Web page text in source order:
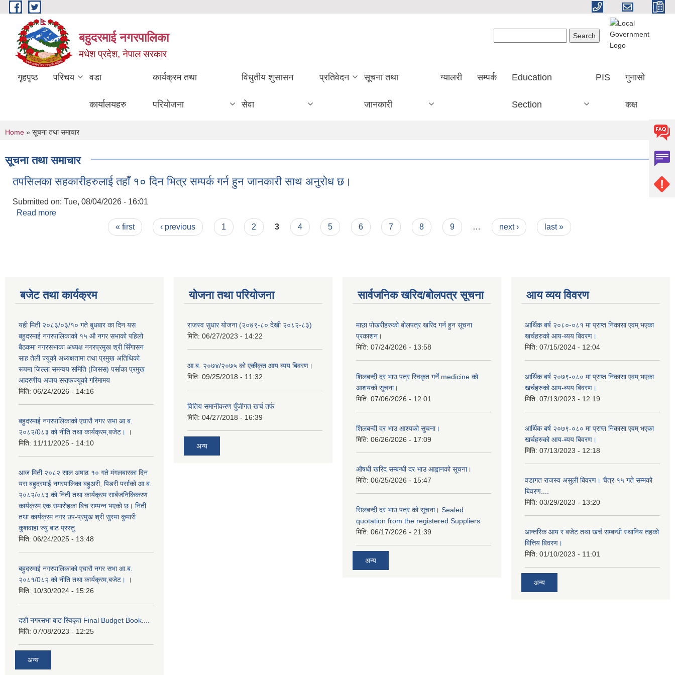
Skip to main content
बहुदरमाई नगरपालिका
मधेश प्रदेश, नेपाल सरकार
गृहपृष्ठ परिचय वडा
कार्यालयहरु
कार्यक्रम तथा
परियोजना
विधुतीय शुसासन
सेवा
प्रतिवेदन सूचना तथा
जानकारी
ग्यालरी सम्पर्क Education
Section
PIS गुनासो
कक्ष
You are here
Home » सूचना तथा समाचार
सूचना तथा समाचार
तपसिलका सहकारीहरुलाई तहाँ १० दिन भित्र सम्पर्क गर्न हुन जानकारी साथ अनुरोध छ।
Submitted on: Tue, 08/04/2026 - 16:01
Read more
« first ‹ previous 1 2 3 4 5 6 7 8 9 … next › last »
बजेट तथा कार्यक्रम
यही मिती २०८३/०३/१० गते बुधबार का दिन यस
बहुदरमाई नगरपालिकाको १५ औ नगर सभाको पहिलो
बैठकमा नगरसभाका अध्यक्ष नगरप्रमुख श्री सिँगासन
साह तेली ज्यूको अध्यक्षतामा तथा प्रमुख अतिथिको
रूपमा जिल्ला समन्वय समिति (जिसस) पर्साका प्रमुख
आदरणीय अजय सराफज्यूको गरिमामय
मिति: 06/24/2026 - 14:16
बहुदरमाई नगरपालिकाको एघारौ नगर सभा आ.ब.
२०८२/0८३ को नीति तथा कार्यक्रम,बजेट। ।
मिति: 11/11/2025 - 14:10
आज मिती २०८२ साल अषाढ १० गते मंगलबारका दिन
यस बहुदरमाई नगरपालिका बहुअरी, पिडरी पर्साको आ.ब.
२०८२/०८३ को निती तथा कार्यक्रम सार्बजनिकिकरण
कार्यक्रम एक समारोहका बिच सम्पन्न भएको छ। निती
तथा कार्यक्रम नगर उप-प्रमुख श्री सुस्मा कुमारी
कुशवाहा ज्यु बाट प्रस्तु
मिति: 06/24/2025 - 13:48
बहुदरमाई नगरपालिकाको एघारौ नगर सभा आ.ब.
२०८१/0८२ को नीति तथा कार्यक्रम,बजेट। ।
मिति: 10/30/2024 - 15:26
दशौ नगरसभा बाट स्विकृत Final Budget Book....
मिति: 07/08/2023 - 12:25
अन्य
योजना तथा परियोजना
राजस्व सुधार योजना (२०७९-८० देखी २०८२-८३)
मिति: 06/27/2023 - 14:22
आ.ब. २०७४/२०७५ को एकीकृत आय ब्यय बिवरण।
मिति: 09/25/2018 - 11:32
वितिय समानीकरण पुँजीगत खर्च तर्फ
मिति: 04/27/2018 - 16:39
अन्य
सार्वजनिक खरिद/बोलपत्र सूचना
माछा पोखरीहरुको बोलपत्र खरिद गर्न हुन सूचना
प्रकाशन।
मिति: 07/24/2026 - 13:58
शिलबन्दी दर भाउ पत्र स्विकृत गर्ने medicine को
आशयको सूचना।
मिति: 07/06/2026 - 12:01
शिलबन्दी दर भाउ आश्यको सुचना।
मिति: 06/26/2026 - 17:09
औषधी खरिद सम्बन्धी दर भाउ आह्वानको सूचना।
मिति: 06/25/2026 - 15:47
सिलबन्दी दर भाउ पत्र को सूचना। Sealed
quotation from the registered Suppliers
मिति: 06/17/2026 - 21:39
अन्य
आय व्यय विवरण
आर्थिक बर्ष २०८०-०८१ मा प्राप्त निकासा एवम् भएका
खर्चहरुको आय-ब्यय बिवरण।
मिति: 07/15/2024 - 12:04
आर्थिक बर्ष २०७९-०८० मा प्राप्त निकासा एवम् भएका
खर्चहरुको आय-ब्यय बिवरण।
मिति: 07/13/2023 - 12:19
आर्थिक बर्ष २०७९-०८० मा प्राप्त निकासा एवम् भएका
खर्चहरुको आय-ब्यय बिवरण।
मिति: 07/13/2023 - 12:18
वडागत राजस्व असुली बिवरण। चैत्र १५ गते सम्मको
बिवरण....
मिति: 03/29/2023 - 13:20
आन्तरिक आय र बजेट तथा खर्च सम्बन्धी स्थानिय तहको
बित्तिय बिवरण।
मिति: 01/10/2023 - 11:01
अन्य